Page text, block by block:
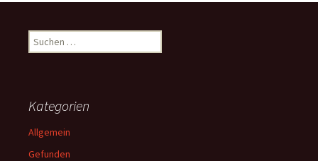
Suchen
nach:
Kategorien
Allgemein
Gefunden